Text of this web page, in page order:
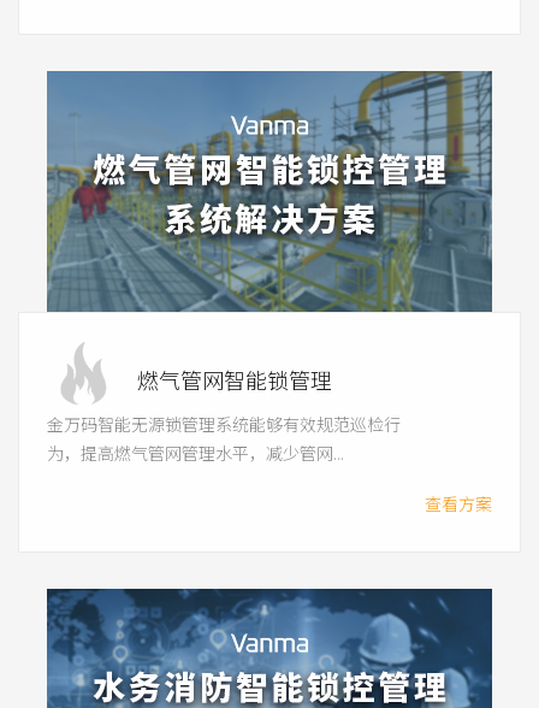
燃气管网智能锁管理
金万码智能无源锁管理系统能够有效规范巡检行
为，提高燃气管网管理水平，减少管网...
查看方案